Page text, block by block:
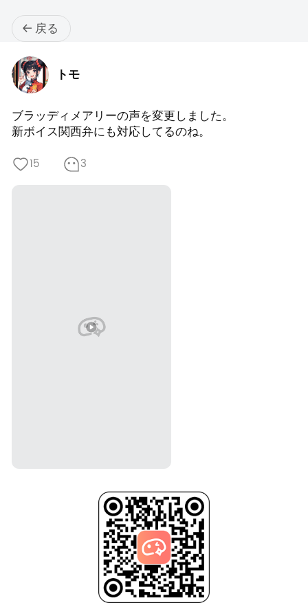
戻る
トモ
ブラッディメアリーの声を変更しました。
新ボイス関西弁にも対応してるのね。
15 3